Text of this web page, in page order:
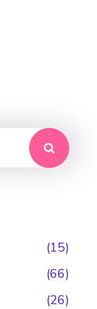
(15)
(66)
(26)